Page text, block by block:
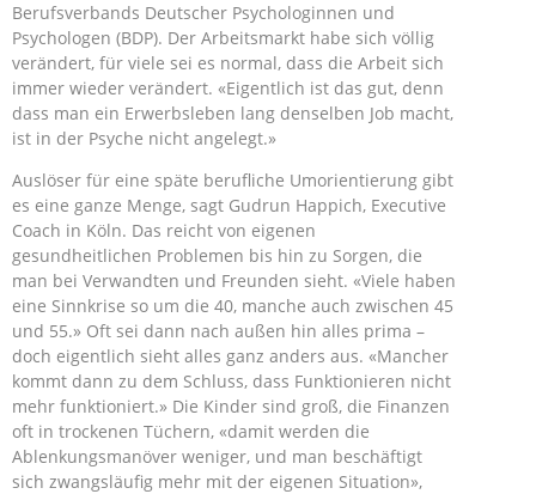
Berufsverbands Deutscher Psychologinnen und
Psychologen (BDP). Der Arbeitsmarkt habe sich völlig
verändert, für viele sei es normal, dass die Arbeit sich
immer wieder verändert. «Eigentlich ist das gut, denn
dass man ein Erwerbsleben lang denselben Job macht,
ist in der Psyche nicht angelegt.»
Auslöser für eine späte berufliche Umorientierung gibt
es eine ganze Menge, sagt Gudrun Happich, Executive
Coach in Köln. Das reicht von eigenen
gesundheitlichen Problemen bis hin zu Sorgen, die
man bei Verwandten und Freunden sieht. «Viele haben
eine Sinnkrise so um die 40, manche auch zwischen 45
und 55.» Oft sei dann nach außen hin alles prima –
doch eigentlich sieht alles ganz anders aus. «Mancher
kommt dann zu dem Schluss, dass Funktionieren nicht
mehr funktioniert.» Die Kinder sind groß, die Finanzen
oft in trockenen Tüchern, «damit werden die
Ablenkungsmanöver weniger, und man beschäftigt
sich zwangsläufig mehr mit der eigenen Situation»,